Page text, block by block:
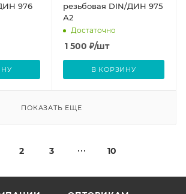
976
резьбовая DIN/ДИН 975
А2
Достаточно
1 500 ₽/шт
В КОРЗИНУ
ПОКАЗАТЬ ЕЩЕ
2 3 10